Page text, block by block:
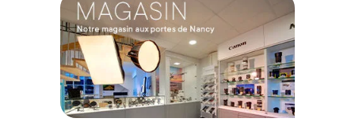
Le Panasonic Lumix GH7 est un appareil photo complet dont
les capacités vidéo professionnelles sont poussées au
maximum. Le boîtier embarque un capteur CMOS BSI micro
4/3 de 25.2 MP stabilisé; 7ème itération de la gamme, il
confirme en confirme l'originalité et propose un concentré de
capacités vidéo qui saura ravir les vidéastes. Il est doté d'une
grande plage dynamique (13+ stops).